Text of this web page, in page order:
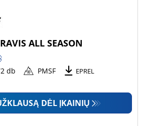
ALL SEASON
db PMSF EPREL
DĖL ĮKAINIŲ